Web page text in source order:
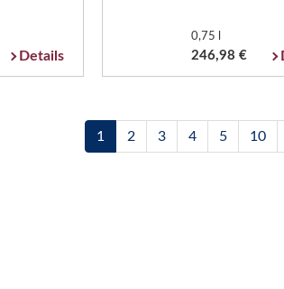
Details
0,75 l
246,98 €
1 2 3 4 5 10